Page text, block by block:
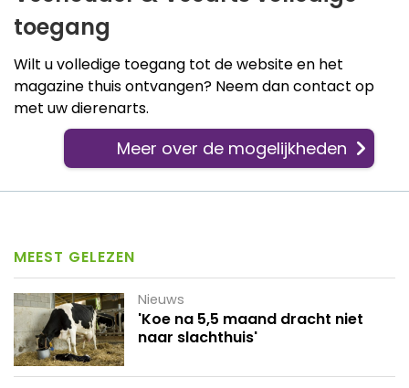
toegang
Wilt u volledige toegang tot de website en het
magazine thuis ontvangen? Neem dan contact op
met uw dierenarts.
Meer over de mogelijkheden
MEEST GELEZEN
Nieuws
'Koe na 5,5 maand dracht niet
naar slachthuis'